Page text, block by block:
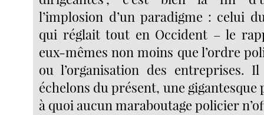
l’implosion d’un paradigme : celui
qui réglait tout en Occident – le
eux-mêmes non moins que l’ordre
ou l’organisation des entreprises.
échelons du présent, une
à quoi aucun maraboutage policier